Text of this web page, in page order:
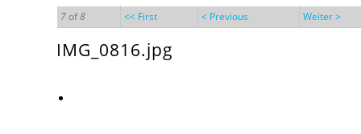
7of8 << First < Previous Weiter >
IMG_0816.jpg